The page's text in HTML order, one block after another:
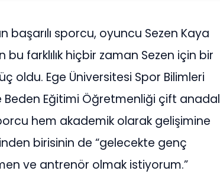
başarılı sporcu, oyuncu Sezen Kaya
bu farklılık hiçbir zaman Sezen için bir
oldu. Ege Üniversitesi Spor Bilimleri
Beden Eğitimi Öğretmenliği çift anadal
hem akademik olarak gelişimine
birisinin de “gelecekte genç
ve antrenör olmak istiyorum.”